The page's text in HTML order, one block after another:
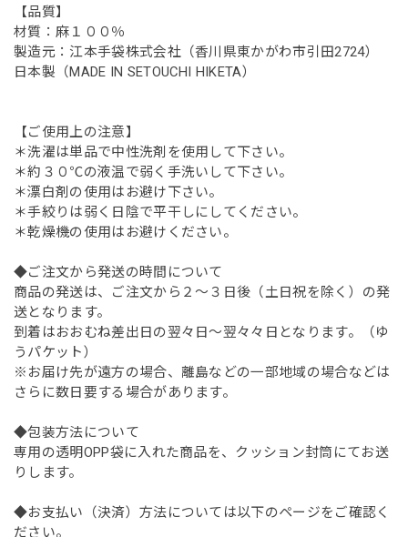
【品質】
材質：麻１００％
製造元：江本手袋株式会社（香川県東かがわ市引田2724）
日本製（MADE IN SETOUCHI HIKETA）
【ご使用上の注意】
＊洗濯は単品で中性洗剤を使用して下さい。
＊約３０℃の液温で弱く手洗いして下さい。
＊漂白剤の使用はお避け下さい。
＊手絞りは弱く日陰で平干しにしてください。
＊乾燥機の使用はお避けください。
◆ご注文から発送の時間について
商品の発送は、ご注文から２～３日後（土日祝を除く）の発
送となります。
到着はおおむね差出日の翌々日～翌々々日となります。（ゆ
うパケット）
※お届け先が遠方の場合、離島などの一部地域の場合などは
さらに数日要する場合があります。
◆包装方法について
専用の透明OPP袋に入れた商品を、クッション封筒にてお送
りします。
◆お支払い（決済）方法については以下のページをご確認く
ださい。